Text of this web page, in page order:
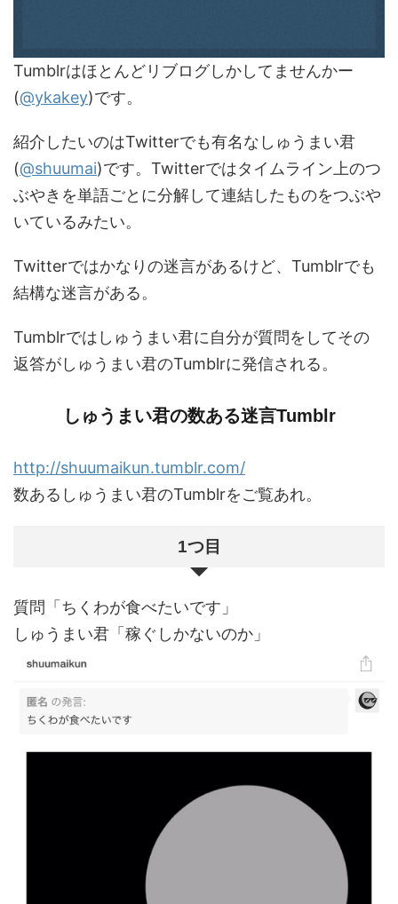
Tumblrはほとんどリブログしかしてませんかー
(@ykakey)です。
紹介したいのはTwitterでも有名なしゅうまい君
(@shuumai)です。Twitterではタイムライン上のつ
ぶやきを単語ごとに分解して連結したものをつぶや
いているみたい。
Twitterではかなりの迷言があるけど、Tumblrでも
結構な迷言がある。
Tumblrではしゅうまい君に自分が質問をしてその
返答がしゅうまい君のTumblrに発信される。
しゅうまい君の数ある迷言Tumblr
http://shuumaikun.tumblr.com/
数あるしゅうまい君のTumblrをご覧あれ。
1つ目
質問「ちくわが食べたいです」
しゅうまい君「稼ぐしかないのか」